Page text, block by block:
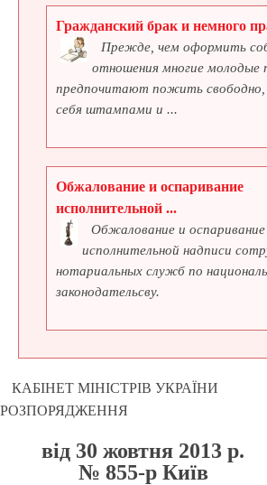
Гражданский брак и немного
Прежде, чем оформить
отношения многие молодые
предпочитают пожить свободно,
себя штампами и ...
Обжалование и оспаривание
исполнительной ...
Обжалование и оспаривание
исполнительной надписи
нотариальных служб по
законодательсву.
КАБІНЕТ МІНІСТРІВ УКРАЇНИ
РОЗПОРЯДЖЕННЯ
від 30 жовтня 2013 р.
№ 855-р Київ